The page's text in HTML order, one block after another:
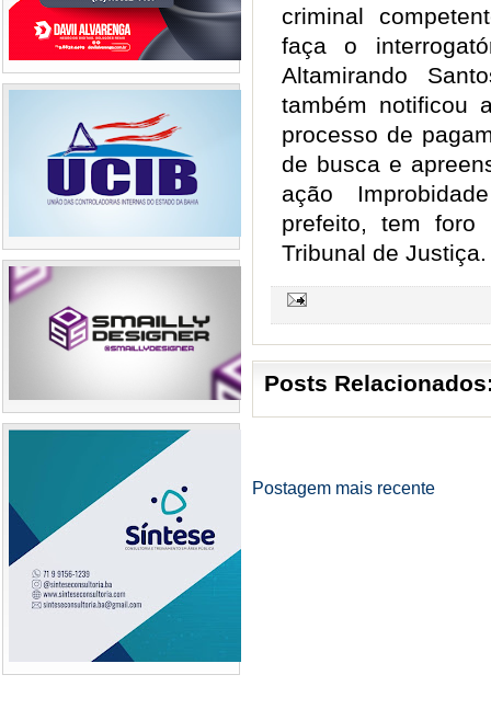
criminal
faça o
Altamirando
também notificou
processo de
de busca e
ação
prefeito, tem foro
Tribunal de
Posts
Postagem mais recente